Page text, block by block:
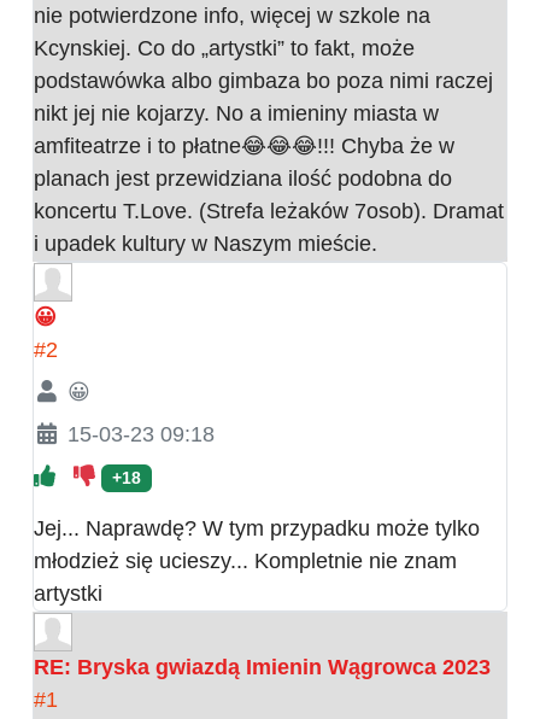
nie potwierdzone info, więcej w szkole na
Kcynskiej. Co do „artystki” to fakt, może
podstawówka albo gimbaza bo poza nimi raczej
nikt jej nie kojarzy. No a imieniny miasta w
amfiteatrze i to płatne😂😂😂!!! Chyba że w
planach jest przewidziana ilość podobna do
koncertu T.Love. (Strefa leżaków 7osob). Dramat
i upadek kultury w Naszym mieście.
😀
#2
😀
15-03-23 09:18
+18
Jej... Naprawdę? W tym przypadku może tylko
młodzież się ucieszy... Kompletnie nie znam
artystki
RE: Bryska gwiazdą Imienin Wągrowca 2023
#1